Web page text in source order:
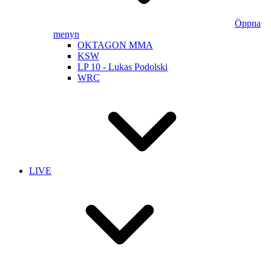
Öppna
menyn
OKTAGON MMA
KSW
LP 10 - Lukas Podolski
WRC
LIVE